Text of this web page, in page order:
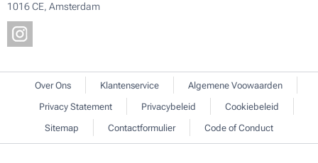
1016 CE, Amsterdam
Over Ons Klantenservice
Algemene Voowaarden
Privacy Statement
Privacybeleid
Cookiebeleid
Sitemap
Contactformulier Code of Conduct